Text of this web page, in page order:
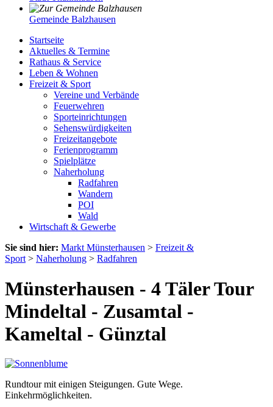
Gemeinde Balzhausen
Startseite
Aktuelles & Termine
Rathaus & Service
Leben & Wohnen
Freizeit & Sport
Vereine und Verbände
Feuerwehren
Sporteinrichtungen
Sehenswürdigkeiten
Freizeitangebote
Ferienprogramm
Spielplätze
Naherholung
Radfahren
Wandern
POI
Wald
Wirtschaft & Gewerbe
Sie sind hier: Markt Münsterhausen > Freizeit &
Sport > Naherholung > Radfahren
Münsterhausen - 4 Täler Tour
Mindeltal - Zusamtal -
Kameltal - Günztal
Rundtour mit einigen Steigungen. Gute Wege.
Einkehrmöglichkeiten.